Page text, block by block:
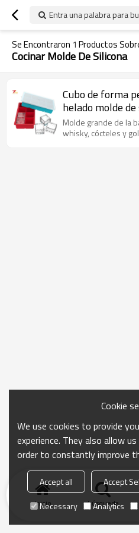
Entra una palabra para
Se Encontraron 1 Productos
Cocinar Molde De Silicona
Cubo de forma
helado molde
Molde grande de la
whisky, cócteles y
Inicio búsqueda
Cookie
We use cookies to provide
experience. They also allow
order to constantly improve
Accept all Accept
Necessary
Analytics